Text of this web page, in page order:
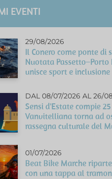
EVENTI
29/08/2026
Il Conero come ponte di
Nuotata Passetto–Porto
unisce sport e inclusione
DAL 08/07/2026 AL 26/
Sensi d'Estate compie
Vanvitelliana torna ad
rassegna culturale del
01/07/2026
Beat Bike Marche
con una tappa al